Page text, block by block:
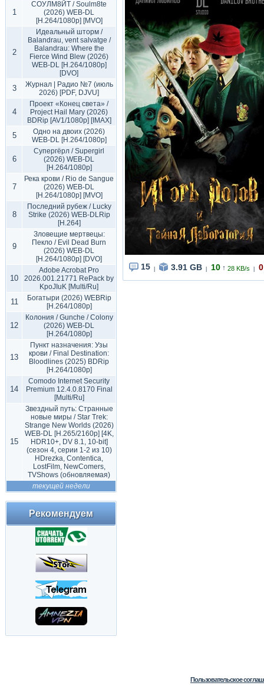
1
СОУЛМ8ЙТ / Soulm8te
(2026) WEB-DL
[H.264/1080p] [MVO]
2
Идеальный шторм /
Balandrau, vent salvatge /
Balandrau: Where the
Fierce Wind Blew (2026)
WEB-DL [H.264/1080p]
[DVO]
3
Журнал | Радио №7 (июль
2026) [PDF, DJVU]
4
Проект «Конец света» /
Project Hail Mary (2026)
BDRip [AV1/1080p] [IMAX]
5
Одно на двоих (2026)
WEB-DL [H.264/1080p]
6
Супергёрл / Supergirl
(2026) WEB-DL
[H.264/1080p]
7
Река крови / Rio de Sangue
(2026) WEB-DL
[H.264/1080p] [MVO]
8
Последний рубеж / Lucky
Strike (2026) WEB-DLRip
[H.264]
9
Зловещие мертвецы:
Пекло / Evil Dead Burn
(2026) WEB-DL
[H.264/1080p] [DVO]
10
Adobe Acrobat Pro
2026.001.21771 RePack by
KpoJIuK [Multi/Ru]
11
Богатыри (2026) WEBRip
[H.264/1080p]
12
Колония / Gunche / Colony
(2026) WEB-DL
[H.264/1080p]
13
Пункт назначения: Узы
крови / Final Destination:
Bloodlines (2025) BDRip
[H.264/1080p]
14
Comodo Internet Security
Premium 12.4.0.8170 Final
[Multi/Ru]
15
Звездный путь: Странные
новые миры / Star Trek:
Strange New Worlds (2026)
WEB-DL [H.265/2160p] [4K,
HDR10+, DV 8.1, 10-bit]
(сезон 4, серии 1-2 из 10)
HDrezka, Contentica,
LostFilm, NewComers,
TVShows (обновляемая)
текущей недели
Рекомендуем
15 3.91 GB 10 ↑ 28 KB/s 0
Пользовательское